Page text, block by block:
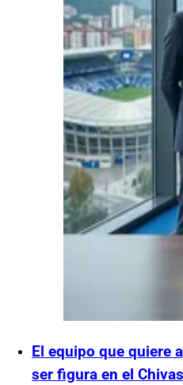
El equipo que quiere
ser figura en el